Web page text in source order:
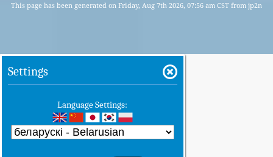
This page has been generated on Friday, Aug 7th 2026, 07:56 am CST from jp2n
Settings
Language Settings: